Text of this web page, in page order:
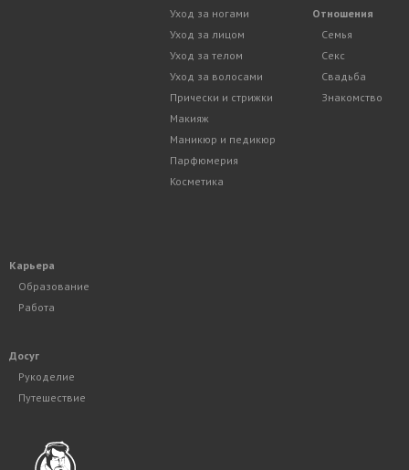
Уход за ногами
Уход за лицом
Уход за телом
Уход за волосами
Прически и стрижки
Макияж
Маникюр и педикюр
Парфюмерия
Косметика
Отношения
Семья
Секс
Свадьба
Знакомство
Карьера
Образование
Работа
Досуг
Рукоделие
Путешествие